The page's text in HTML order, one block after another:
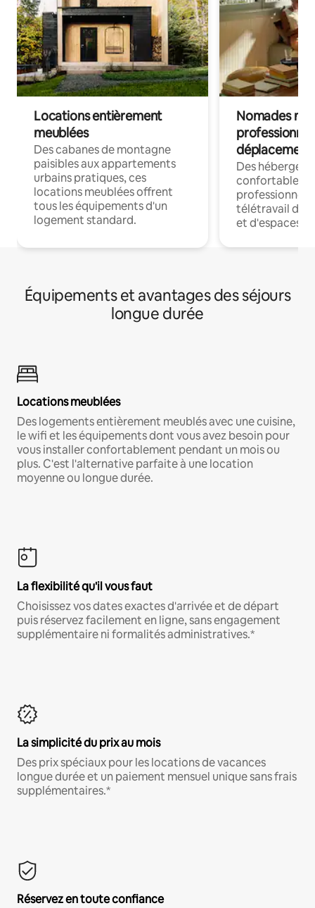
Locations entièrement
meublées
Des cabanes de montagne
paisibles aux appartements
urbains pratiques, ces
locations meublées offrent
tous les équipements d'un
logement standard.
Nomades
déplacement
Des
confortables
professionnels
télétravail
et d'espaces
Équipements et avantages des séjours
longue durée
Locations meublées
Des logements entièrement meublés avec une cuisine,
le wifi et les équipements dont vous avez besoin pour
vous installer confortablement pendant un mois ou
plus. C'est l'alternative parfaite à une location
moyenne ou longue durée.
La flexibilité qu'il vous faut
Choisissez vos dates exactes d'arrivée et de départ
puis réservez facilement en ligne, sans engagement
supplémentaire ni formalités administratives.*
La simplicité du prix au mois
Des prix spéciaux pour les locations de vacances
longue durée et un paiement mensuel unique sans frais
supplémentaires.*
Réservez en toute confiance